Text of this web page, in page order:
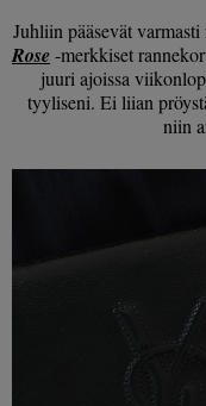
Juhliin pääsevät
Rose-merkkiset
juuri ajoissa
tyyliseni. Ei liian
niin